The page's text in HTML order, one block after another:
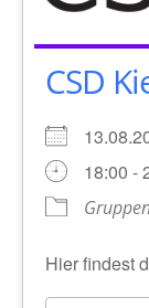
CSD
18:00 -
Hier findest